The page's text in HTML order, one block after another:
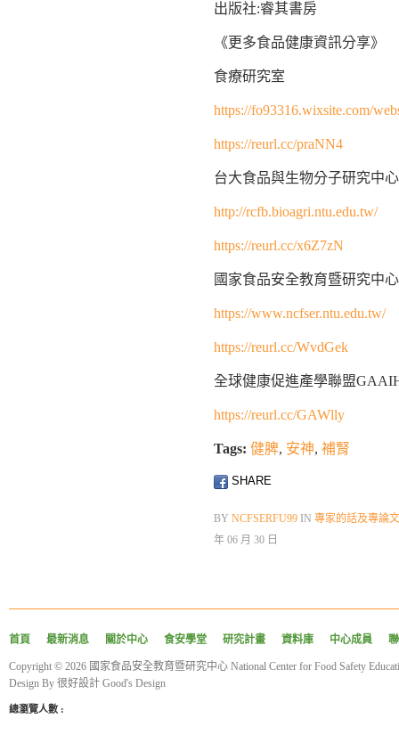
出版社:睿其書房
《更多食品健康資訊分享》
食療研究室
https://fo93316.wixsite.com/
https://reurl.cc/praNN4
台大食品與生物分子研究中心
http://rcfb.bioagri.ntu.edu.tw/
https://reurl.cc/x6Z7zN
國家食品安全教育暨研究中心
https://www.ncfser.ntu.edu.tw/
https://reurl.cc/WvdGek
全球健康促進產學聯盟
https://reurl.cc/GAWlly
Tags: 健脾, 安神, 補腎
SHARE
BY NCFSERFU99 IN 專家的話及專論
年 06 月 30 日
首頁 最新消息 關於中心 食安學堂 研究計畫 資料庫 中心成員
Copyright © 2026 國家食品安全教育暨研究中心 National Center for Food Safety
Design By 很好設計 Good's Design
總瀏覽人數 :